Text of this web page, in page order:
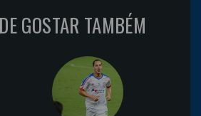
GOSTAR TAMBÉM